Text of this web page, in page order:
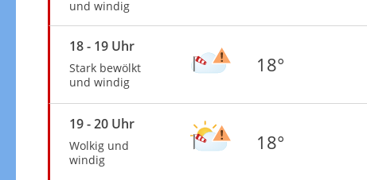
und windig
18 - 19 Uhr
Stark bewölkt
und windig
18°
19 - 20 Uhr
Wolkig und
windig
18°